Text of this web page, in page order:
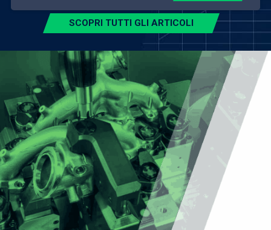
SCOPRI TUTTI GLI ARTICOLI